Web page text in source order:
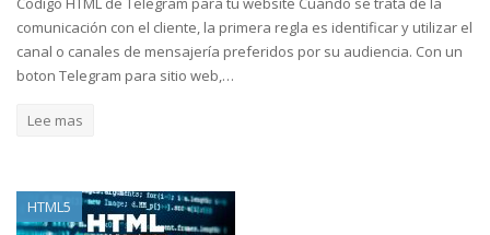
comunicación con el cliente, la primera regla es identificar y utilizar el
canal o canales de mensajería preferidos por su audiencia. Con un
boton Telegram para sitio web,…
Lee mas
HTML5